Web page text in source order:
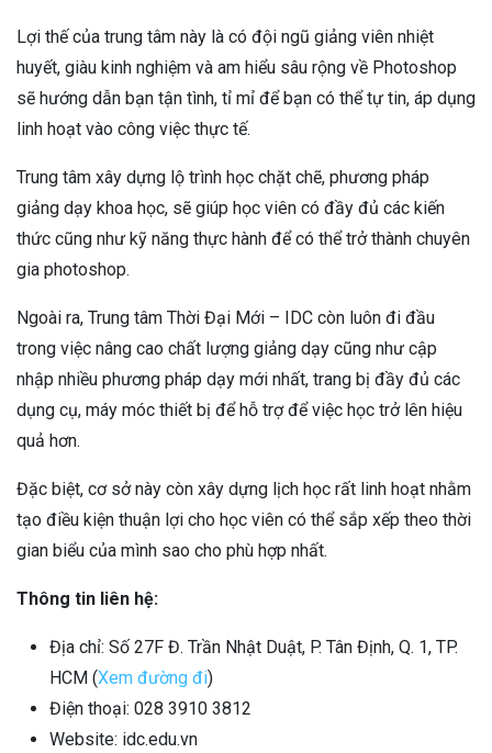
Lợi thế của trung tâm này là có đội ngũ giảng viên nhiệt
huyết, giàu kinh nghiệm và am hiểu sâu rộng về Photoshop
sẽ hướng dẫn bạn tận tình, tỉ mỉ để bạn có thể tự tin, áp dụng
linh hoạt vào công việc thực tế.
Trung tâm xây dựng lộ trình học chặt chẽ, phương pháp
giảng dạy khoa học, sẽ giúp học viên có đầy đủ các kiến
thức cũng như kỹ năng thực hành để có thể trở thành chuyên
gia photoshop.
Ngoài ra, Trung tâm Thời Đại Mới – IDC còn luôn đi đầu
trong việc nâng cao chất lượng giảng dạy cũng như cập
nhập nhiều phương pháp dạy mới nhất, trang bị đầy đủ các
dụng cụ, máy móc thiết bị để hỗ trợ để việc học trở lên hiệu
quả hơn.
Đặc biệt, cơ sở này còn xây dựng lịch học rất linh hoạt nhằm
tạo điều kiện thuận lợi cho học viên có thể sắp xếp theo thời
gian biểu của mình sao cho phù hợp nhất.
Thông tin liên hệ:
Địa chỉ: Số 27F Đ. Trần Nhật Duật, P. Tân Định, Q. 1, TP.
HCM (Xem đường đi)
Điện thoại: 028 3910 3812
Website: idc.edu.vn